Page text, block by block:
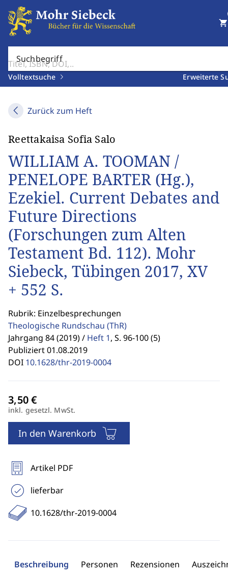
Suchbegriff
Volltextsuche Erweiterte
shopping_cart
Zurück zum Heft
Reettakaisa Sofia Salo
WILLIAM A. TOOMAN /
PENELOPE BARTER (Hg.),
Ezekiel. Current Debates and
Future Directions
(Forschungen zum Alten
Testament Bd. 112). Mohr
Siebeck, Tübingen 2017, XV
+ 552 S.
Rubrik: Einzelbesprechungen
Theologische Rundschau (ThR)
Jahrgang 84 (2019) / Heft 1, S. 96-100 (5)
Publiziert 01.08.2019
DOI 10.1628/thr-2019-0004
inkl. gesetzl. MwSt.
In den Warenkorb
Artikel PDF
lieferbar
10.1628/thr-2019-0004
Beschreibung Personen Rezensionen